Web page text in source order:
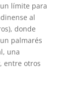
límite para
al
donde
palmarés
una
entre otros